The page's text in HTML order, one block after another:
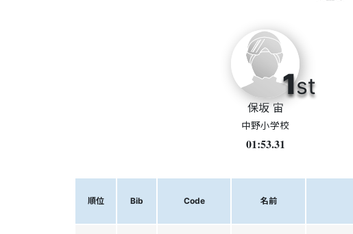
1st
保坂 宙
中野小学校
01:53.31
順位 Bib Code 名前